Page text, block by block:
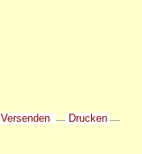
Versenden Drucken